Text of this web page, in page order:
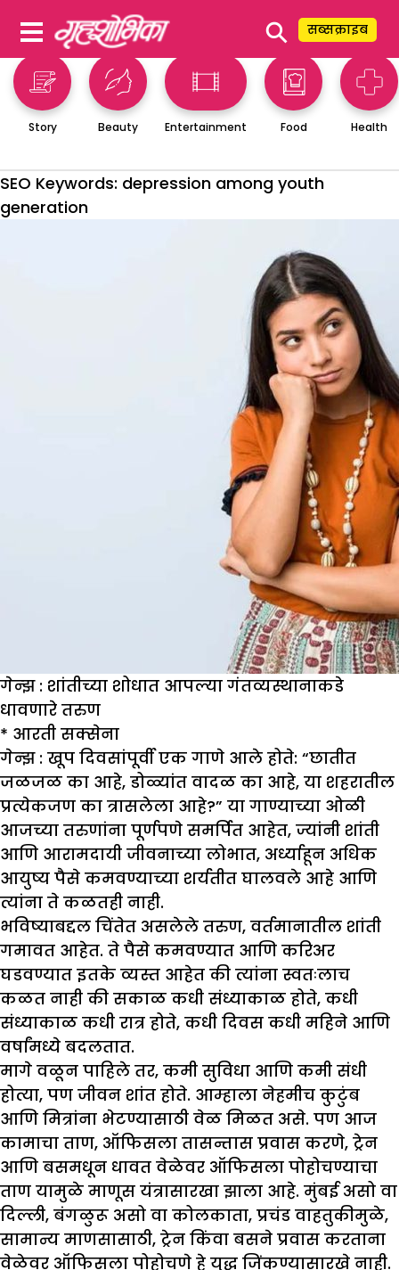
⚲ सब्सक्राइब
Story Beauty Entertainment Food Health
SEO Keywords: depression among youth
generation
गेन्झ : शांतीच्या शोधात आपल्या गंतव्यस्थानाकडे
धावणारे तरुण
* आरती सक्सेना
गेन्झ : खूप दिवसांपूर्वी एक गाणे आले होते: “छातीत
जळजळ का आहे, डोळ्यांत वादळ का आहे, या शहरातील
प्रत्येकजण का त्रासलेला आहे?” या गाण्याच्या ओळी
आजच्या तरुणांना पूर्णपणे समर्पित आहेत, ज्यांनी शांती
आणि आरामदायी जीवनाच्या लोभात, अर्ध्याहून अधिक
आयुष्य पैसे कमवण्याच्या शर्यतीत घालवले आहे आणि
त्यांना ते कळतही नाही.
भविष्याबद्दल चिंतेत असलेले तरुण, वर्तमानातील शांती
गमावत आहेत. ते पैसे कमवण्यात आणि करिअर
घडवण्यात इतके व्यस्त आहेत की त्यांना स्वतःलाच
कळत नाही की सकाळ कधी संध्याकाळ होते, कधी
संध्याकाळ कधी रात्र होते, कधी दिवस कधी महिने आणि
वर्षांमध्ये बदलतात.
मागे वळून पाहिले तर, कमी सुविधा आणि कमी संधी
होत्या, पण जीवन शांत होते. आम्हाला नेहमीच कुटुंब
आणि मित्रांना भेटण्यासाठी वेळ मिळत असे. पण आज
कामाचा ताण, ऑफिसला तासन्तास प्रवास करणे, ट्रेन
आणि बसमधून धावत वेळेवर ऑफिसला पोहोचण्याचा
ताण यामुळे माणूस यंत्रासारखा झाला आहे. मुंबई असो वा
दिल्ली, बंगळुरू असो वा कोलकाता, प्रचंड वाहतुकीमुळे,
सामान्य माणसासाठी, ट्रेन किंवा बसने प्रवास करताना
वेळेवर ऑफिसला पोहोचणे हे युद्ध जिंकण्यासारखे नाही.